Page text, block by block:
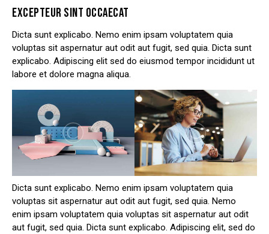
EXCEPTEUR SINT OCCAECAT
Dicta sunt explicabo. Nemo enim ipsam voluptatem quia
voluptas sit aspernatur aut odit aut fugit, sed quia. Dicta sunt
explicabo. Adipiscing elit sed do eiusmod tempor incididunt ut
labore et dolore magna aliqua.
Dicta sunt explicabo. Nemo enim ipsam voluptatem quia
voluptas sit aspernatur aut odit aut fugit, sed quia. Nemo
enim ipsam voluptatem quia voluptas sit aspernatur aut odit
aut fugit, sed quia. Dicta sunt explicabo. Adipiscing elit, sed do